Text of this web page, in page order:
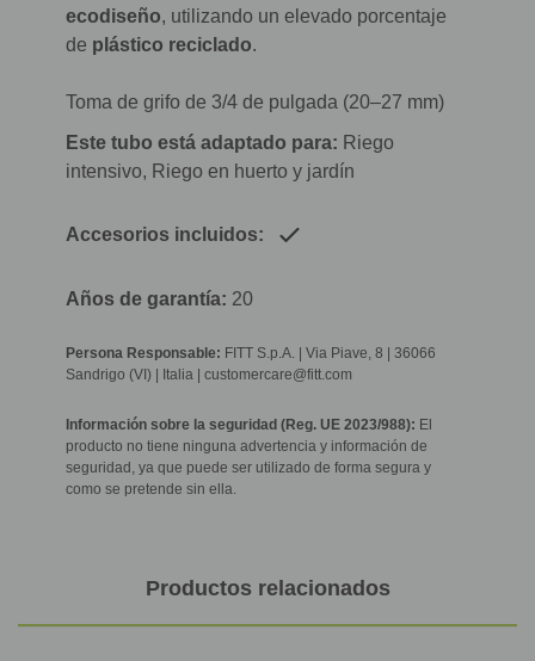
ecodiseño, utilizando un elevado porcentaje
de plástico reciclado.
Toma de grifo de 3/4 de pulgada (20–27 mm)
Este tubo está adaptado para: Riego
intensivo, Riego en huerto y jardín
Accesorios incluidos:
Años de garantía: 20
Persona Responsable: FITT S.p.A. | Via Piave, 8 | 36066
Sandrigo (VI) | Italia | customercare@fitt.com
Información sobre la seguridad (Reg. UE 2023/988): El
producto no tiene ninguna advertencia y información de
seguridad, ya que puede ser utilizado de forma segura y
como se pretende sin ella.
Productos relacionados